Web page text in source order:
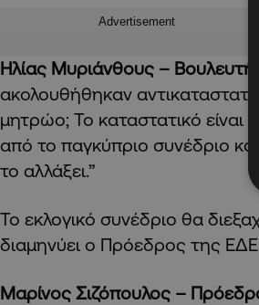
Advertisement
Ηλίας Μυριάνθους –
ακολουθήθηκαν
μητρώο; Το καταστατικό είναι
από το παγκύπριο συνέδριο
το αλλάξει.”
Το εκλογικό συνέδριο θα
διαμηνύει ο Πρόεδρος της
Μαρίνος Σιζόπουλος –